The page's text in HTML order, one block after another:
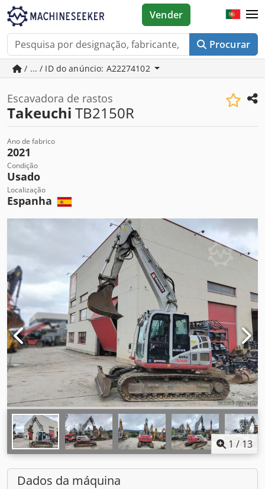
Procurar
Vender
/ ... / ID do anúncio: A22274102
Escavadora de rastos
Takeuchi TB2150R
Ano de fabrico
2021
Condição
Usado
Localização
Espanha
1 / 13
Dados da máquina